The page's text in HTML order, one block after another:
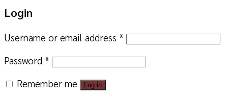
Login
Username or email address *
Password *
Remember me
Log in